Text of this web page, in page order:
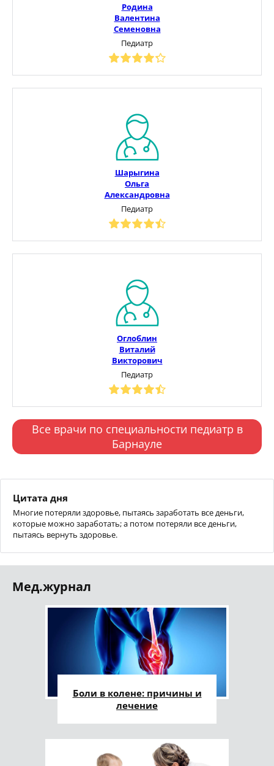
Родина
Валентина
Семеновна
Педиатр
Шарыгина
Ольга
Александровна
Педиатр
Оглоблин
Виталий
Викторович
Педиатр
Все врачи по специальности педиатр в
Барнауле
Цитата дня
Многие потеряли здоровье, пытаясь заработать все деньги,
которые можно заработать; а потом потеряли все деньги,
пытаясь вернуть здоровье.
Мед.журнал
Боли в колене: причины и
лечение